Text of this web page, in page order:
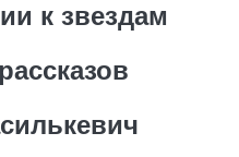
к звездам